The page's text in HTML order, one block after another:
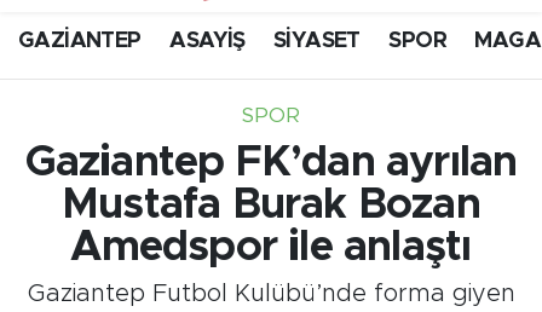
GAZİANTEP ASAYİŞ SİYASET SPOR
SPOR
Gaziantep FK’dan ayrılan
Mustafa Burak Bozan
Amedspor ile anlaştı
Gaziantep Futbol Kulübü’nde forma giyen
Süper Lig Puan Durumu ve Fikstür
Tüm Manşetler
Son Dakika Haberleri
Haber Arşivi